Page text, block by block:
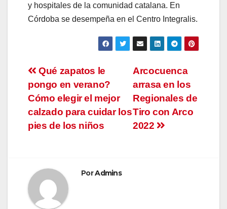
y hospitales de la comunidad catalana. En
Córdoba se desempeña en el Centro Integralis.
Navegación
de
entradas
Arcocuenca
arrasa en los
Regionales de
Tiro con Arco
2022
Qué zapatos le
pongo en verano?
Cómo elegir el mejor
calzado para cuidar los
pies de los niños
PorAdmins